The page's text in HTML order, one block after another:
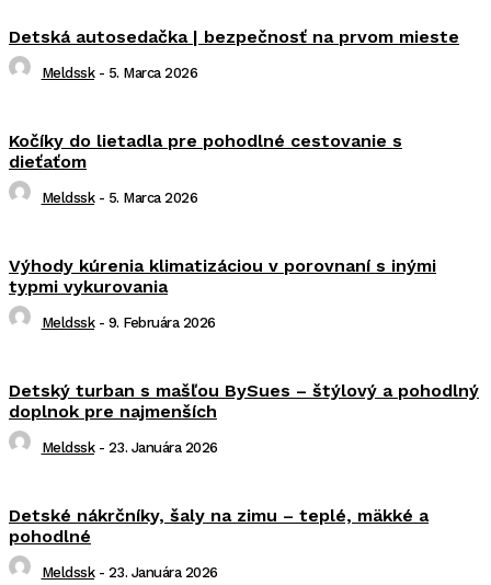
Detská autosedačka | bezpečnosť na prvom mieste
Meldssk - 5. Marca 2026
Kočíky do lietadla pre pohodlné cestovanie s
dieťaťom
Meldssk - 5. Marca 2026
Výhody kúrenia klimatizáciou v porovnaní s inými
typmi vykurovania
Meldssk - 9. Februára 2026
Detský turban s mašľou BySues – štýlový a pohodlný
doplnok pre najmenších
Meldssk - 23. Januára 2026
Detské nákrčníky, šaly na zimu – teplé, mäkké a
pohodlné
Meldssk - 23. Januára 2026